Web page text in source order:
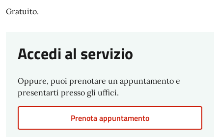
Gratuito.
Accedi al servizio
Oppure, puoi prenotare un appuntamento e
presentarti presso gli uffici.
Prenota appuntamento